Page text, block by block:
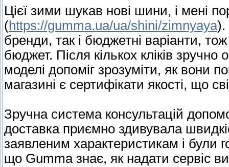
Цієї зими шукав нові шини, і мені
(https://gumma.ua/ua/shini/zimnyaya).
бренди, так і бюджетні варіанти,
бюджет. Після кількох кліків
моделі допоміг зрозуміти, як вони
магазині є сертифікати якості, що
Зручна система консультацій
доставка приємно здивувала
заявленим характеристикам і були
що Gumma знає, як надати сервіс